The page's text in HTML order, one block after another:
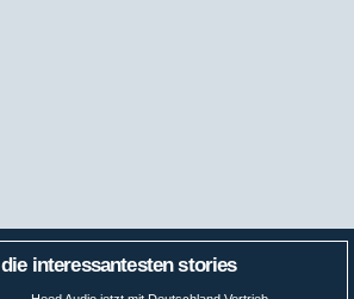
die interessantesten stories